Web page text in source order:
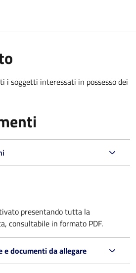
i soggetti interessati in possesso dei
presentando tutta la
consultabile in formato PDF.
e documenti da allegare